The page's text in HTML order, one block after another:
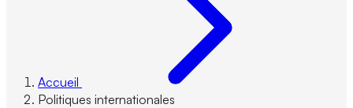
Accueil
Politiques internationales